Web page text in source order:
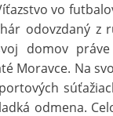
vo
odovzdaný z
domov
Moravce. Na
odmena.